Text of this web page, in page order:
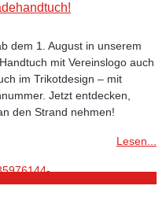
dem 1. August in unserem
mit Vereinslogo auch
im Trikotdesign – mit
Jetzt entdecken,
den Strand nehmen!
Lesen...